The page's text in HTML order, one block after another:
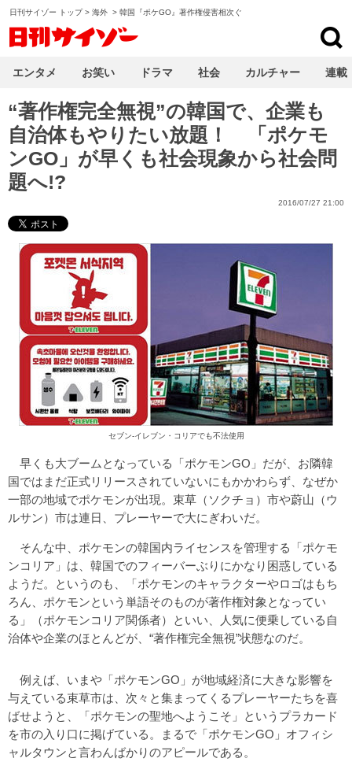
日刊サイゾー トップ> 海外 > 韓国『ポケGO』著作権侵害相次ぐ
“著作権完全無視”の韓国で、企業も
自治体もやりたい放題！ 「ポケモ
ンGO」が早くも社会現象から社会問
題へ!?
2016/07/27 21:00
セブン-イレブン・コリアでも不法使用
早くも大ブームとなっている「ポケモンGO」だが、お隣韓
国ではまだ正式リリースされていないにもかかわらず、なぜか
一部の地域でポケモンが出現。束草（ソクチョ）市や蔚山（ウ
ルサン）市は連日、プレーヤーで大にぎわいだ。
そんな中、ポケモンの韓国内ライセンスを管理する「ポケモ
ンコリア」は、韓国でのフィーバーぶりにかなり困惑している
ようだ。というのも、「ポケモンのキャラクターやロゴはもち
ろん、ポケモンという単語そのものが著作権対象となってい
る」（ポケモンコリア関係者）といい、人気に便乗している自
治体や企業のほとんどが、“著作権完全無視”状態なのだ。
例えば、いまや「ポケモンGO」が地域経済に大きな影響を
与えている束草市は、次々と集まってくるプレーヤーたちを喜
ばせようと、「ポケモンの聖地へようこそ」というプラカード
を市の入り口に掲げている。まるで「ポケモンGO」オフィシ
ャルタウンと言わんばかりのアピールである。
エンタメ お笑い ドラマ 社会 カルチャー 連載